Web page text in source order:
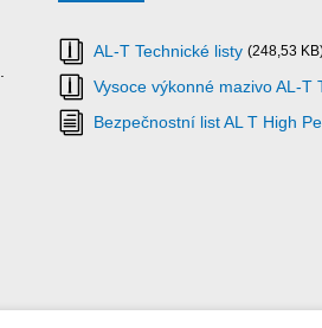
AL-T Technické listy (248,53
Vysoce výkonné mazivo AL-T
Bezpečnostní list AL T High